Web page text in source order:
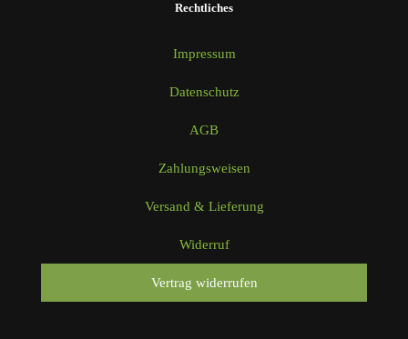
Rechtliches
Impressum
Datenschutz
AGB
Zahlungsweisen
Versand & Lieferung
Widerruf
Vertrag widerrufen